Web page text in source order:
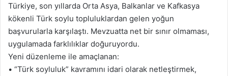
Türkiye, son yıllarda Orta Asya, Balkanlar ve Kafkasya
kökenli Türk soylu topluluklardan gelen yoğun
başvurularla karşılaştı. Mevzuatta net bir sınır olmaması,
uygulamada farklılıklar doğuruyordu.
Yeni düzenleme ile amaçlanan:
• “Türk soyluluk” kavramını idari olarak netleştirmek,